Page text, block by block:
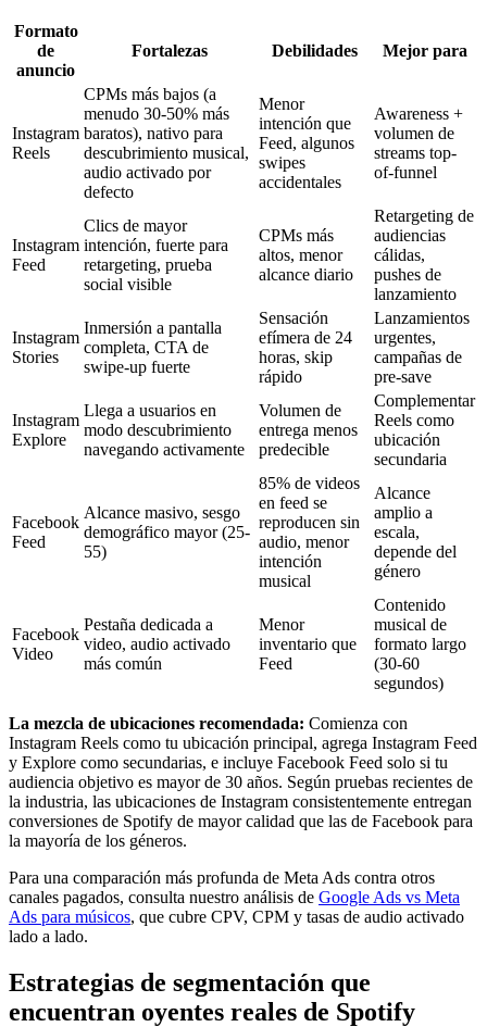
Formato
de
anuncio
Fortalezas Debilidades Mejor para
Instagram
Reels
CPMs más bajos (a
menudo 30-50% más
baratos), nativo para
descubrimiento musical,
audio activado por
defecto
Menor
intención que
Feed, algunos
swipes
accidentales
Awareness +
volumen de
streams top-
of-funnel
Instagram
Feed
Clics de mayor
intención, fuerte para
retargeting, prueba
social visible
CPMs más
altos, menor
alcance diario
Retargeting de
audiencias
cálidas,
pushes de
lanzamiento
Instagram
Stories
Inmersión a pantalla
completa, CTA de
swipe-up fuerte
Sensación
efímera de 24
horas, skip
rápido
Lanzamientos
urgentes,
campañas de
pre-save
Instagram
Explore
Llega a usuarios en
modo descubrimiento
navegando activamente
Volumen de
entrega menos
predecible
Complementar
Reels como
ubicación
secundaria
Facebook
Feed
Alcance masivo, sesgo
demográfico mayor (25-
55)
85% de videos
en feed se
reproducen sin
audio, menor
intención
musical
Alcance
amplio a
escala,
depende del
género
Facebook
Video
Pestaña dedicada a
video, audio activado
más común
Menor
inventario que
Feed
Contenido
musical de
formato largo
(30-60
segundos)
La mezcla de ubicaciones recomendada: Comienza con
Instagram Reels como tu ubicación principal, agrega Instagram Feed
y Explore como secundarias, e incluye Facebook Feed solo si tu
audiencia objetivo es mayor de 30 años. Según pruebas recientes de
la industria, las ubicaciones de Instagram consistentemente entregan
conversiones de Spotify de mayor calidad que las de Facebook para
la mayoría de los géneros.
Para una comparación más profunda de Meta Ads contra otros
canales pagados, consulta nuestro análisis de Google Ads vs Meta
Ads para músicos, que cubre CPV, CPM y tasas de audio activado
lado a lado.
Estrategias de segmentación que
encuentran oyentes reales de Spotify